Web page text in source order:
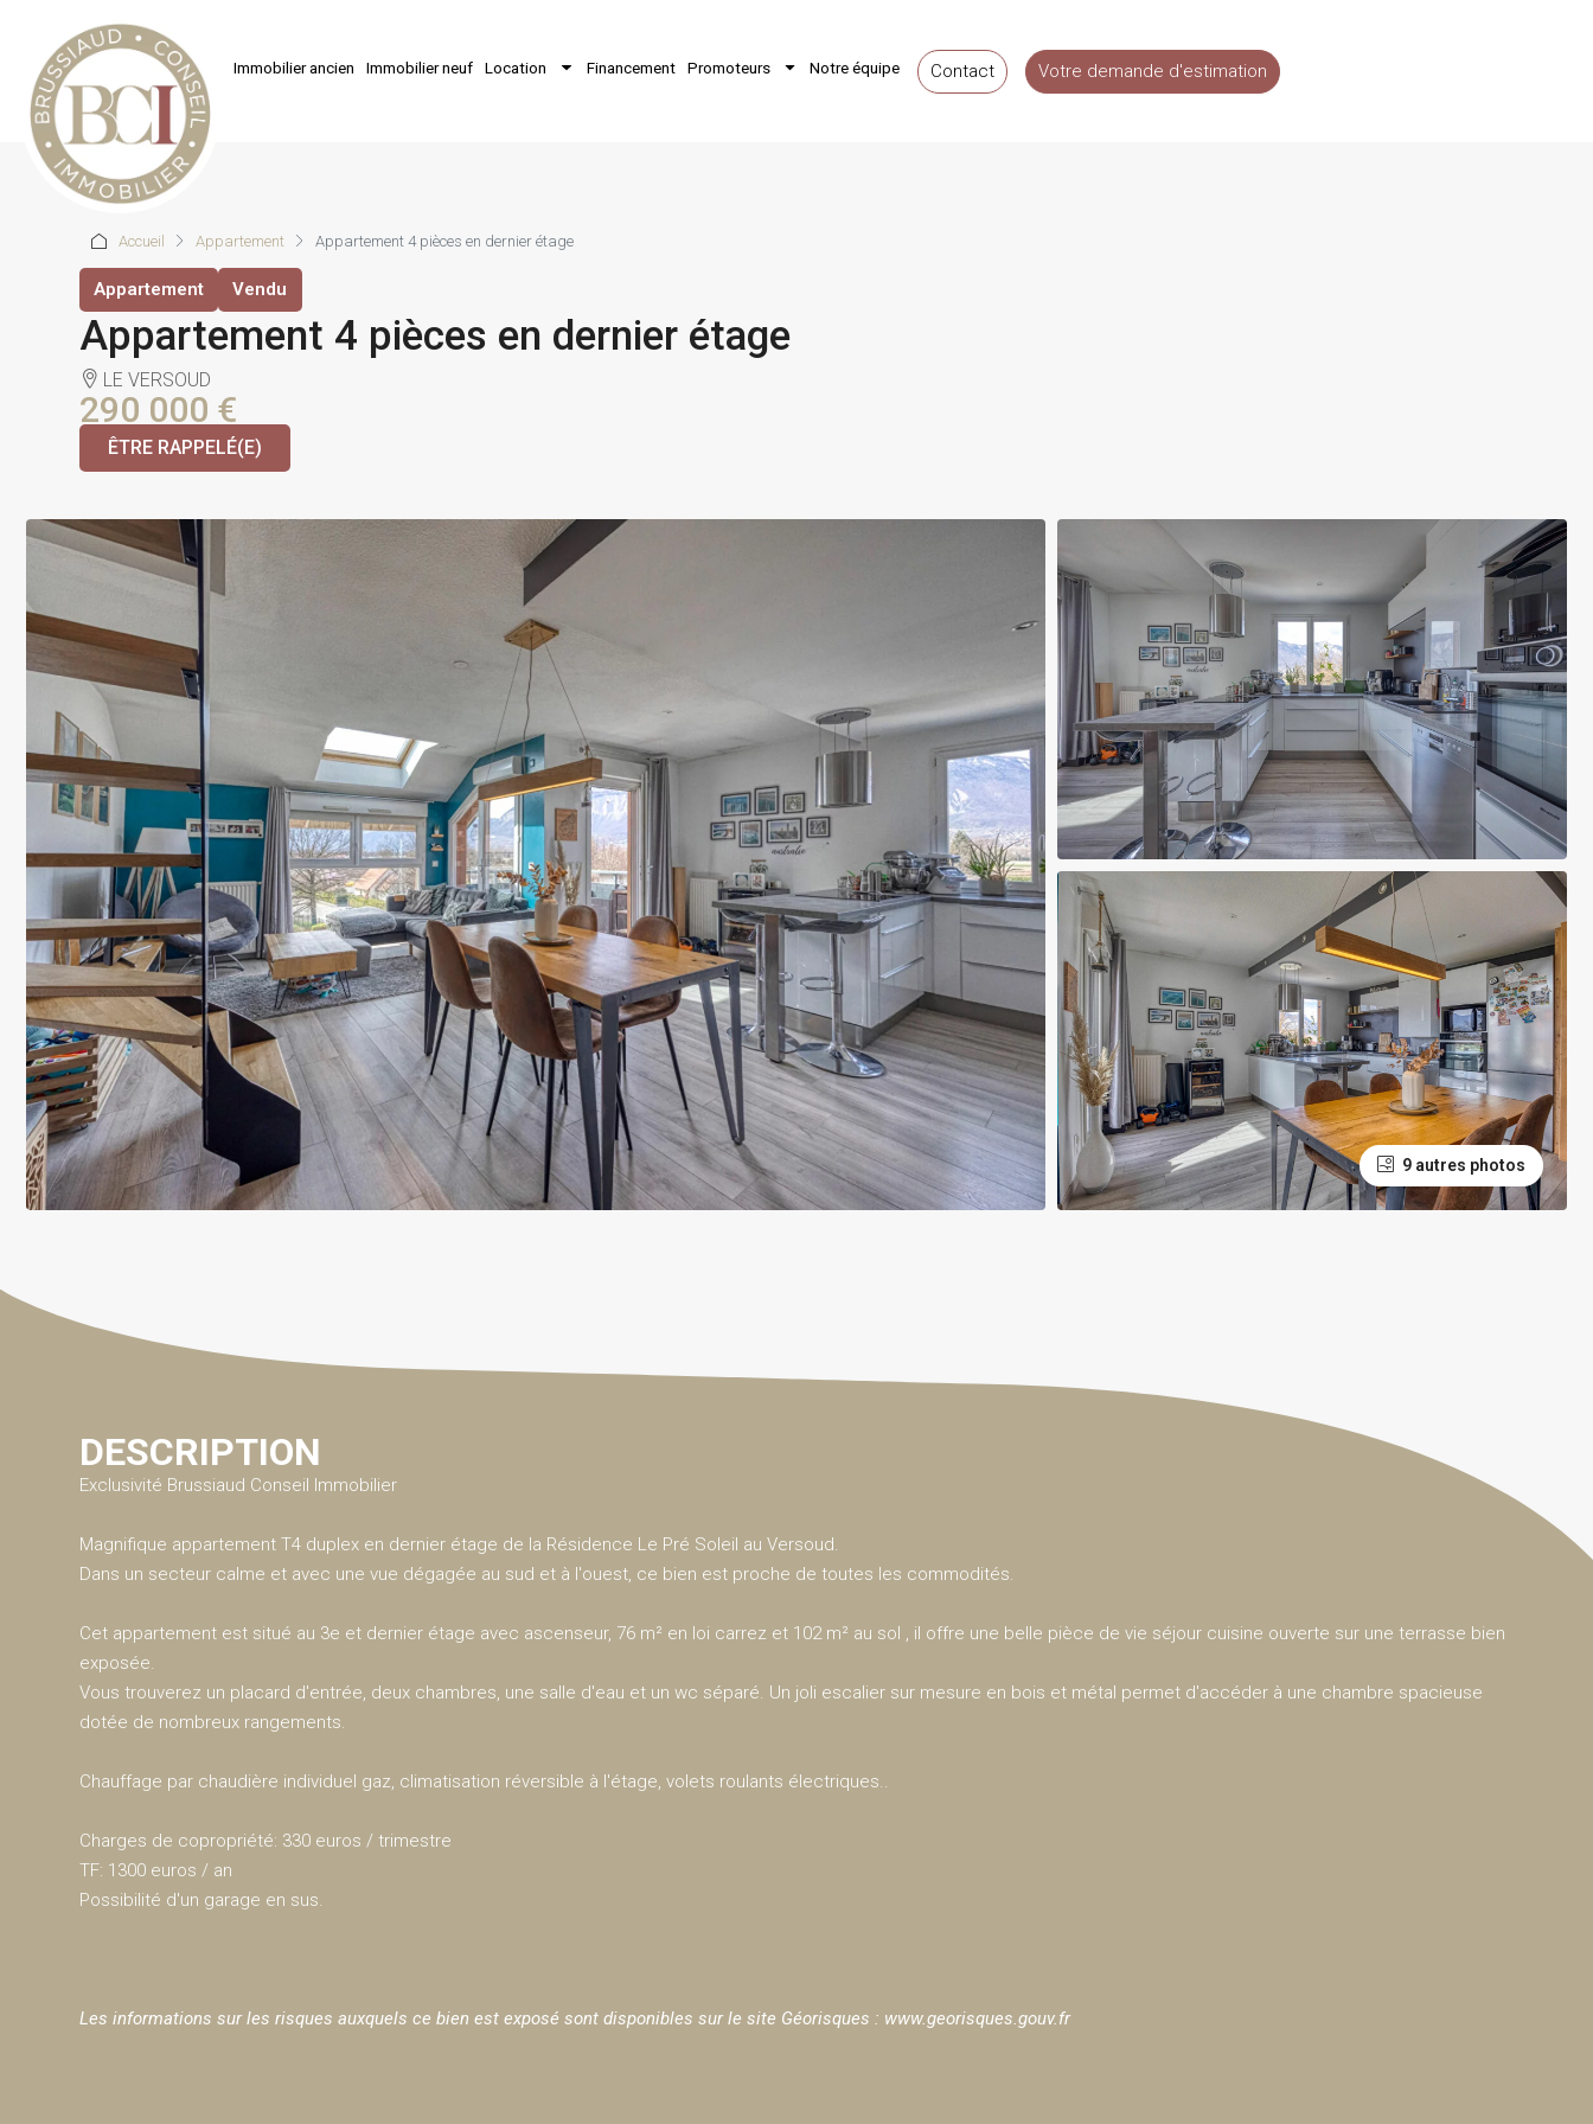
Immobilier ancien Immobilier neuf Location Financement Promoteurs Notre équipe Contact Votre demande d'estimation
Accueil Appartement Appartement 4 pièces en dernier étage
Appartement Vendu
Appartement 4 pièces en dernier étage
LE VERSOUD
290 000 €
ÊTRE RAPPELÉ(E)
9 autres photos
DESCRIPTION
Exclusivité Brussiaud Conseil Immobilier
Magnifique appartement T4 duplex en dernier étage de la Résidence Le Pré Soleil au Versoud.
Dans un secteur calme et avec une vue dégagée au sud et à l'ouest, ce bien est proche de toutes les commodités.
Cet appartement est situé au 3e et dernier étage avec ascenseur, 76 m² en loi carrez et 102 m² au sol , il offre une belle pièce de vie séjour cuisine ouverte sur une terrasse bien
exposée.
Vous trouverez un placard d'entrée, deux chambres, une salle d'eau et un wc séparé. Un joli escalier sur mesure en bois et métal permet d'accéder à une chambre spacieuse
dotée de nombreux rangements.
Chauffage par chaudière individuel gaz, climatisation réversible à l'étage, volets roulants électriques..
Charges de copropriété: 330 euros / trimestre
TF: 1300 euros / an
Possibilité d'un garage en sus.
Les informations sur les risques auxquels ce bien est exposé sont disponibles sur le site Géorisques : www.georisques.gouv.fr